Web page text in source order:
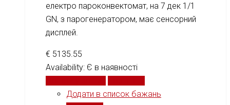
електро пароконвектомат, на 7 дек 1/1
GN, з парогенератором, має сенсорний
дисплей.
€ 5135.55
Availability: Є в наявності
Додати в список бажань